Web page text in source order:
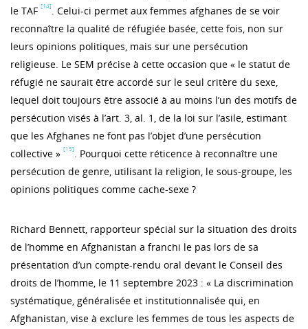
le TAF [14] . Celui-ci permet aux femmes afghanes de se voir
reconnaître la qualité de réfugiée basée, cette fois, non sur
leurs opinions politiques, mais sur une persécution
religieuse. Le SEM précise à cette occasion que « le statut de
réfugié ne saurait être accordé sur le seul critère du sexe,
lequel doit toujours être associé à au moins l’un des motifs de
persécution visés à l’art. 3, al. 1, de la loi sur l’asile, estimant
que les Afghanes ne font pas l’objet d’une persécution
collective » [15] . Pourquoi cette réticence à reconnaître une
persécution de genre, utilisant la religion, le sous-groupe, les
opinions politiques comme cache-sexe ?
Richard Bennett, rapporteur spécial sur la situation des droits
de l’homme en Afghanistan a franchi le pas lors de sa
présentation d’un compte-rendu oral devant le Conseil des
droits de l’homme, le 11 septembre 2023 : « La discrimination
systématique, généralisée et institutionnalisée qui, en
Afghanistan, vise à exclure les femmes de tous les aspects de